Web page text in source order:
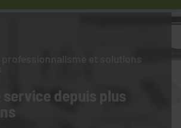
professionnalisme et solutions
service depuis plus